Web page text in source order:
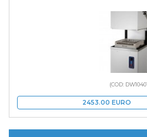
(COD:
2453.00 EURO